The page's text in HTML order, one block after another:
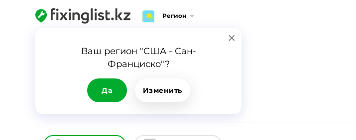
Регион
Ваш регион "США - Сан-
Франциско"?
Да Изменить
Даконя Ин
24/7 Срочный вызов